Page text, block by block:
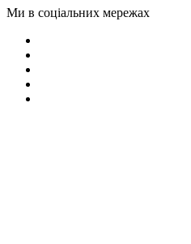
Ми в соціальних мережах